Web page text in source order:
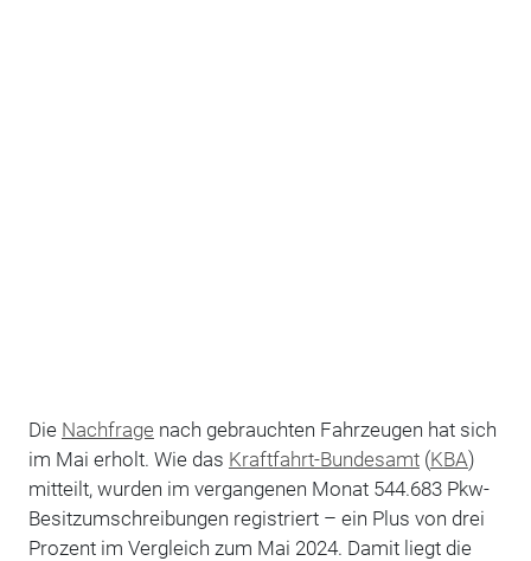
Die Nachfrage nach gebrauchten Fahrzeugen hat sich
im Mai erholt. Wie das Kraftfahrt-Bundesamt(KBA)
mitteilt, wurden im vergangenen Monat 544.683 Pkw-
Besitzumschreibungen registriert – ein Plus von drei
Prozent im Vergleich zum Mai 2024. Damit liegt die